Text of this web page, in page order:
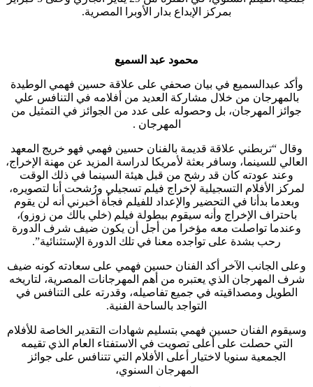
بمركز الإبداع بدار الأوبرا المصرية.
محمود عبد السميع
وأكد عبدالسميع في بيان صحفي على علاقة حسين فهمي الوطيدة
بالمهرجان من خلال مشاركة العديد من أفلامه في التنافس علي
جوائز المهرجان، بل وحصوله على عدد من الجوائز في التمثيل من
المهرجان .
وقال “تربطني علاقة قديمة بالفنان حسين فهمي فهو خريج المعهد
العالي للسينما، وسافر بعثة لأمريكا لدراسة المزيد عن مهنة الإخراج،
وعند عودته كان قد رشح من قبل هيئة السينما في ذلك الوقت
لمركز الأفلام التسجيلية لإخراج فيلم تسجيلي ورُشحت أنا لتصويره،
وبعدما بدأنا في التحضير والإعداد للفيلم فجأة أخبرني أنه لن يقوم
باحتراف الإخراج وأنه سيقوم ببطولة فيلم (خلي بالك من زوزو)،
وعندما تواصلت معه مؤخرا من أجل أن يكون ضيف شرف الدورة
رحب بشدة على تواجده معنا في تلك الدورة الإستثنائية”.
وعلى الجانب الآخر أكد الفنان حسين فهمي على سعادته كونه ضيف
شرف المهرجان الذي يعتبره من أهم المهرجانات المصرية، لتاريخه
الطويل ومصداقيته في جميع تفاصيله، وقدرته على التنافس في
التواجد بالساحة الفنية.
وسيقوم الفنان حسين فهمي بتسليم شهادات التقدير الخاصة للأفلام
التي حصلت على أعلى تصويت في الاستفتاء العام الذي تقيمه
الجمعية سنويا لاختيار أعلى الأفلام التي تتنافس على جوائز
المهرجان السنوي،